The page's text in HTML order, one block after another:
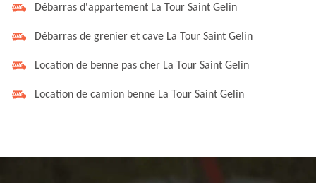
Débarras d'appartement La Tour Saint Gelin
Débarras de grenier et cave La Tour Saint Gelin
Location de benne pas cher La Tour Saint Gelin
Location de camion benne La Tour Saint Gelin